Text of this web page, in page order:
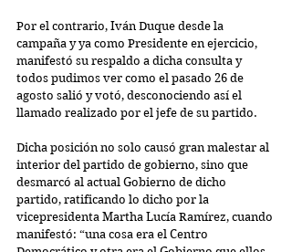
Por el contrario, Iván Duque desde la
campaña y ya como Presidente en ejercicio,
manifestó su respaldo a dicha consulta y
todos pudimos ver como el pasado 26 de
agosto salió y votó, desconociendo así el
llamado realizado por el jefe de su partido.
Dicha posición no solo causó gran malestar al
interior del partido de gobierno, sino que
desmarcó al actual Gobierno de dicho
partido, ratificando lo dicho por la
vicepresidenta Martha Lucía Ramírez, cuando
manifestó: “una cosa era el Centro